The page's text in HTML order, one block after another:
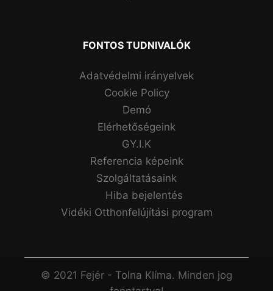
FONTOS TUDNIVALÓK
Adatvédelmi irányelvek
Cookie Policy
Demó
Elérhetőségeink
GY.I.K
Referencia képeink
Szolgáltatásaink
Hiba bejelentés
Vidéki Otthonfelújítási program
© 2021 Fejér - Tolna Klíma. Minden jog